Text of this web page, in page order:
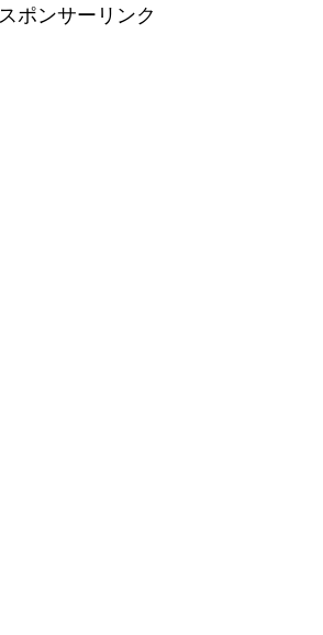
スポンサーリンク